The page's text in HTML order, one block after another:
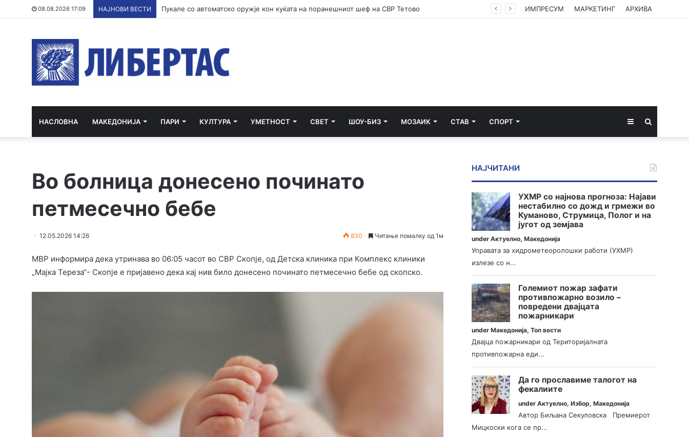
08.08.2026 17:09 НАЈНОВИ ВЕСТИ Филипче: Карпалак е потсетник дека мирот и стабилноста се бранат со одговорност ИМПРЕСУМ МАРКЕТИНГ АРХИВА
НАСЛОВНА МАКЕДОНИЈА ПАРИ КУЛТУРА УМЕТНОСТ СВЕТ ШОУ-БИЗ МОЗАИК СТАВ СПОРТ Sidebar
Во болница донесено починато
петмесечно бебе
12.05.2026 14:26 830 Читање помалку од 1м
МВР информира дека утринава во 06:05 часот во СВР Скопје, од Детска клиника при Комплекс клиники
„Мајка Тереза“- Скопје е пријавено дека кај нив било донесено починато петмесечно бебе од скопско.
НАЈЧИТАНИ
УХМР со најнова прогноза: Најави
нестабилно со дожд и грмежи во
Куманово, Струмица, Полог и на
југот од земјава
underАктуелно,Македонија
Управата за хидрометеоролошки работи (УХМР)
излезе со н...
Големиот пожар зафати
противпожарно возило –
повредени двајцата
пожарникари
underМакедонија,Топ вести
Двајца пожарникари од Територијалната
противпожарна еди...
Да го прославиме талогот на
фекалиите
underАктуелно,Избор,Македонија
Автор Биљана Секуловска Премиерот
Мицкоски кога се пр...